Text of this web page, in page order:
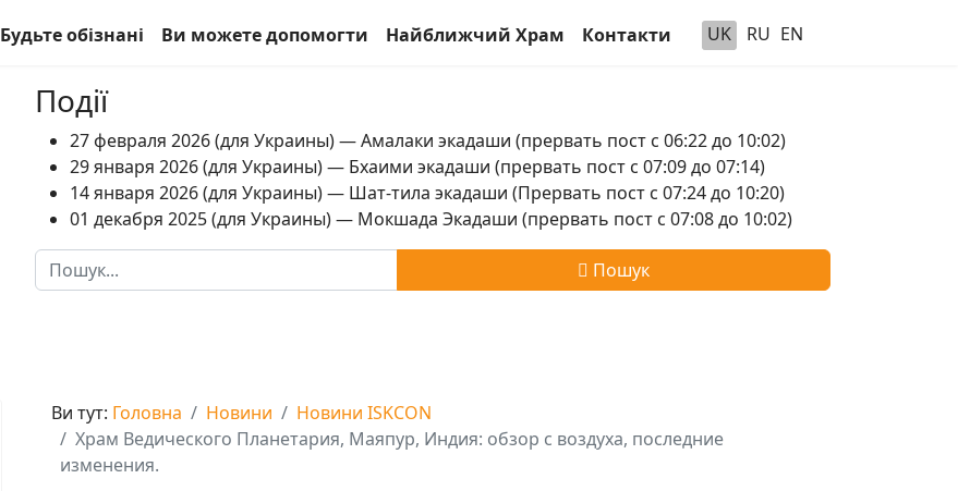
Будьте обізнані Ви можете допомогти Найближчий Храм Контакти UK RU EN
Події
27 февраля 2026 (для Украины) — Амалаки экадаши (прервать пост с 06:22 до 10:02)
29 января 2026 (для Украины) — Бхаими экадаши (прервать пост с 07:09 до 07:14)
14 января 2026 (для Украины) — Шат-тила экадаши (Прервать пост с 07:24 до 10:20)
01 декабря 2025 (для Украины) — Мокшада Экадаши (прервать пост с 07:08 до 10:02)
Пошук
Пошук
Ви тут: Головна Новини
Новини ISKCON
Храм Ведического Планетария, Маяпур, Индия: обзор с воздуха, последние
изменения.